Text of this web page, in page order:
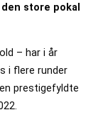
store pokal
– har i år
i flere runder
prestigefyldte